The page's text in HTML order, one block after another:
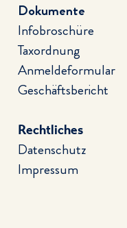
Dokumente
Infobroschüre
Taxordnung
Anmeldeformular
Geschäftsbericht
Rechtliches
Datenschutz
Impressum